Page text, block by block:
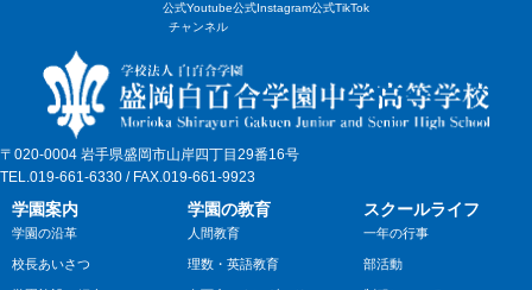
公式Youtube
チャンネル
公式Instagram公式TikTok
〒020-0004 岩手県盛岡市山岸四丁目29番16号
TEL.019-661-6330 / FAX.019-661-9923
学園案内
学園の沿革
校長あいさつ
学園の教育
人間教育
理数・英語教育
スクールライフ
一年の行事
部活動